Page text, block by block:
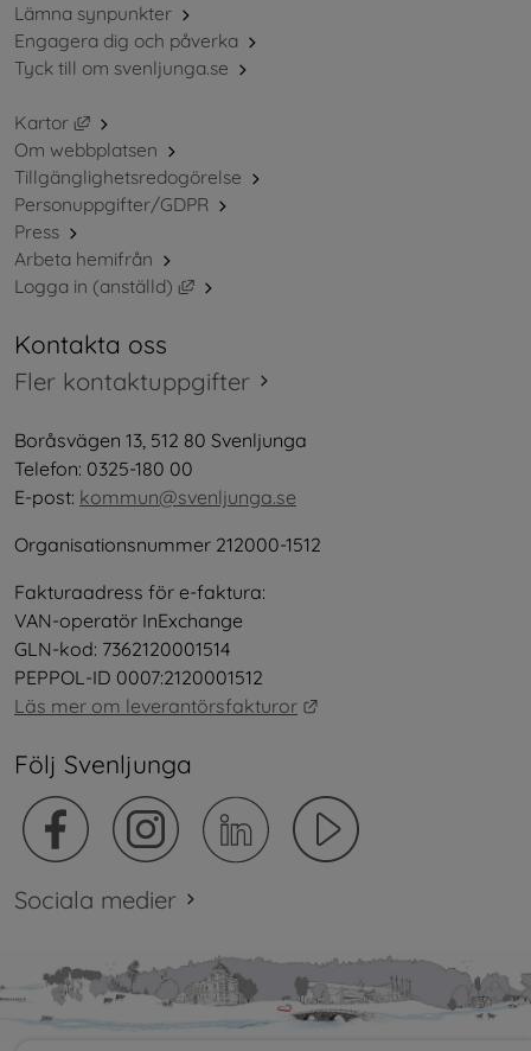
Lämna synpunkter
Engagera dig och påverka
Tyck till om svenljunga.se
Kartor
Länk till annan webbplats, öppnas i nytt fönster.
Om webbplatsen
Tillgänglighetsredogörelse
Personuppgifter/GDPR
Press
Arbeta hemifrån
Logga in (anställd)
Länk till annan webbplats, öppnas i nytt
Kontakta oss
Fler kontaktuppgifter
Boråsvägen 13, 512 80 Svenljunga
Telefon: 0325-180 00
E-post: kommun@svenljunga.se
Organisationsnummer 212000-1512
Fakturaadress för e-faktura:
VAN-operatör InExchange
GLN-kod: 7362120001514
PEPPOL-ID 0007:2120001512
Läs mer om leverantörsfakturor
Följ Svenljunga
Sociala medier